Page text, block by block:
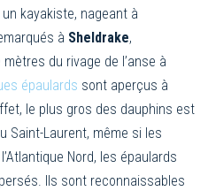
kayakiste, nageant à
à Sheldrake,
du rivage de l’anse à
épaulards sont aperçus à
le plus gros des dauphins est
Saint-Laurent, même si les
Nord, les épaulards
Ils sont reconnaissables